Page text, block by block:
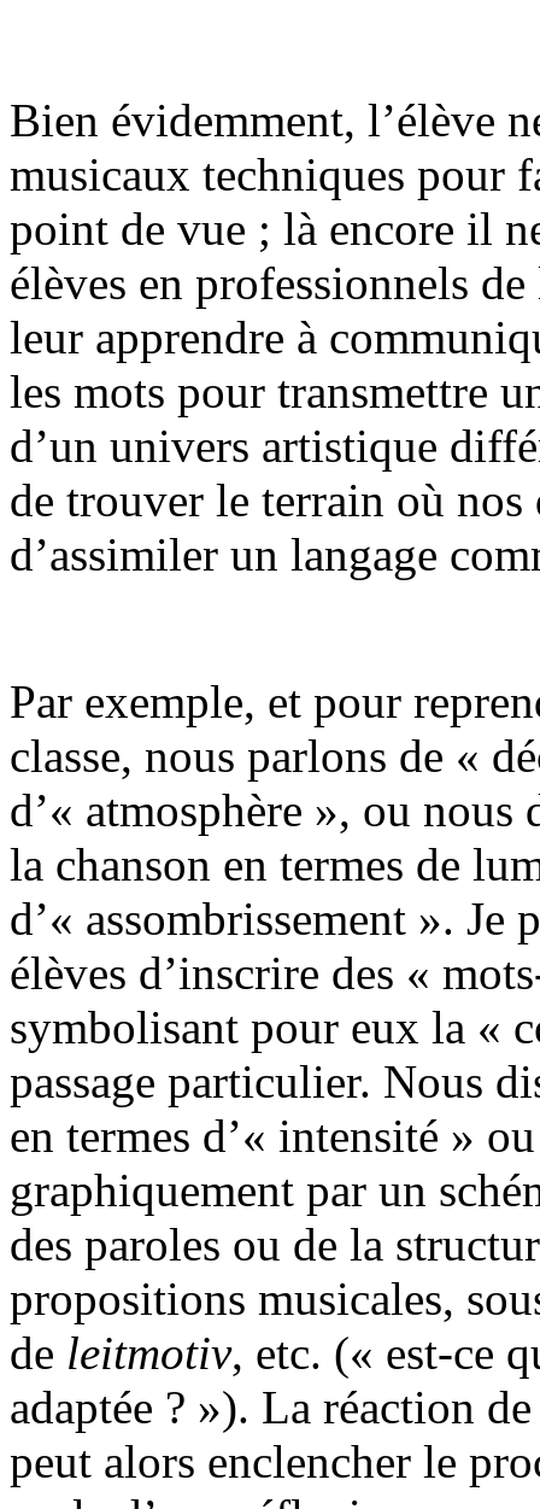
Bien évidemment, l’élève
musicaux techniques pour
point de vue ; là encore il
élèves en professionnels
leur apprendre à
les mots pour transmettre
d’un univers artistique
de trouver le terrain où nos
d’assimiler un langage
Par exemple, et pour
classe, nous parlons de «
d’« atmosphère », ou
la chanson en termes de
d’« assombrissement ». Je
élèves d’inscrire des «
symbolisant pour eux la «
passage particulier. Nous
en termes d’« intensité »
graphiquement par un
des paroles ou de la
propositions musicales,
de leitmotiv, etc. (« est-ce
adaptée ? »). La réaction
peut alors enclencher le